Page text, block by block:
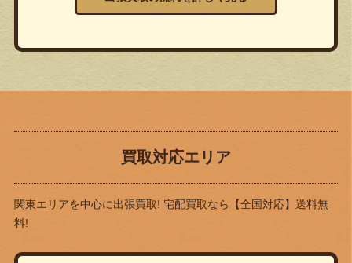
買取対応エリア
関東エリアを中心に出張買取! 宅配買取なら
【全国対応】送料無
料!